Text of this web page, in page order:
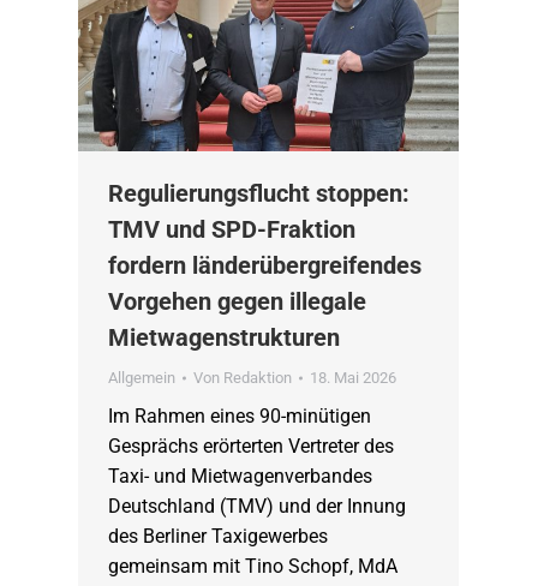
Regulierungsflucht stoppen:
TMV und SPD-Fraktion
fordern länderübergreifendes
Vorgehen gegen illegale
Mietwagenstrukturen
Allgemein Von Redaktion 18. Mai 2026
Im Rahmen eines 90-minütigen
Gesprächs erörterten Vertreter des
Taxi- und Mietwagenverbandes
Deutschland (TMV) und der Innung
des Berliner Taxigewerbes
gemeinsam mit Tino Schopf, MdA